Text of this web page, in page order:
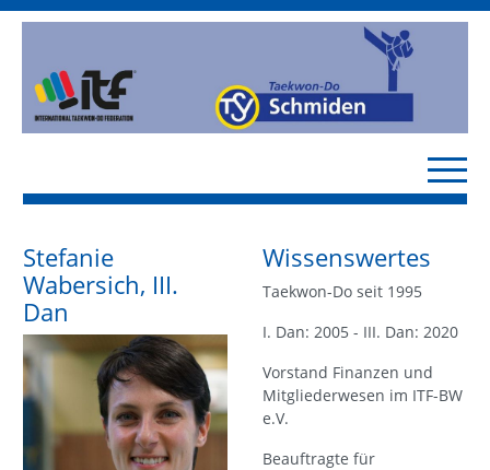
Stefanie
Wabersich, III.
Dan
Wissenswertes
Taekwon-Do seit 1995
I. Dan: 2005 - III. Dan: 2020
Vorstand Finanzen und
Mitgliederwesen im ITF-BW
e.V.
Beauftragte für